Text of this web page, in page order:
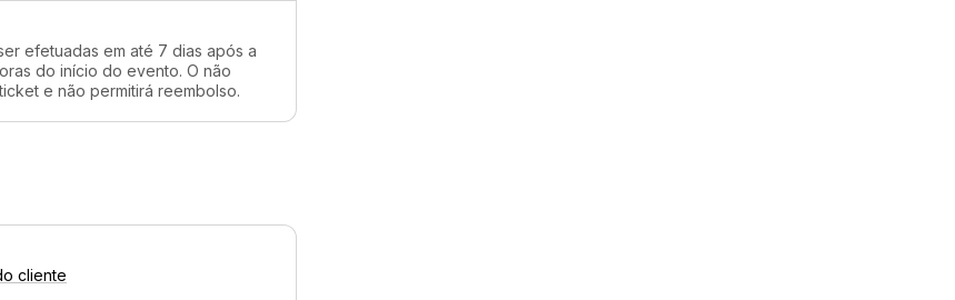
efetuadas em até 7 dias após a
do início do evento. O não
e não permitirá reembolso.
cliente